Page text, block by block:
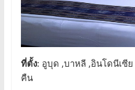
ที่ตั้ง: อูบุด ,บาหลี ,อินโดนีเซีย
คืน